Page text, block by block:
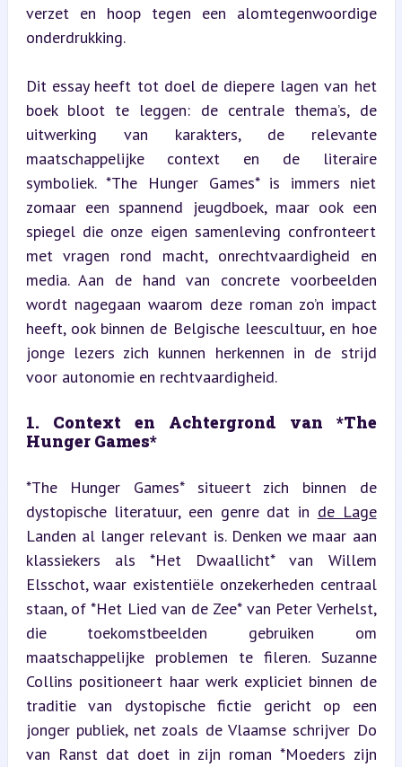
verzet en hoop tegen een alomtegenwoordige
onderdrukking.
Dit essay heeft tot doel de diepere lagen van het
boek bloot te leggen: de centrale thema’s, de
uitwerking van karakters, de relevante
maatschappelijke context en de literaire
symboliek. *The Hunger Games* is immers niet
zomaar een spannend jeugdboek, maar ook een
spiegel die onze eigen samenleving confronteert
met vragen rond macht, onrechtvaardigheid en
media. Aan de hand van concrete voorbeelden
wordt nagegaan waarom deze roman zo’n impact
heeft, ook binnen de Belgische leescultuur, en hoe
jonge lezers zich kunnen herkennen in de strijd
voor autonomie en rechtvaardigheid.
1. Context en Achtergrond van *The
Hunger Games*
*The Hunger Games* situeert zich binnen de
dystopische literatuur, een genre dat in de Lage
Landen al langer relevant is. Denken we maar aan
klassiekers als *Het Dwaallicht* van Willem
Elsschot, waar existentiële onzekerheden centraal
staan, of *Het Lied van de Zee* van Peter Verhelst,
die toekomstbeelden gebruiken om
maatschappelijke problemen te fileren. Suzanne
Collins positioneert haar werk expliciet binnen de
traditie van dystopische fictie gericht op een
jonger publiek, net zoals de Vlaamse schrijver Do
van Ranst dat doet in zijn roman *Moeders zijn